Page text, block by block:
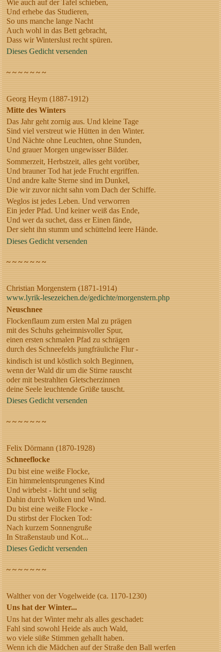
Wie auch auf der Tafel schieben,
Und erhebe das Studieren,
So uns manche lange Nacht
Auch wohl in das Bett gebracht,
Dass wir Winterslust recht spüren.
Dieses Gedicht versenden
~ ~ ~ ~ ~ ~ ~
Georg Heym (1887-1912)
Mitte des Winters
Das Jahr geht zornig aus. Und kleine Tage
Sind viel verstreut wie Hütten in den Winter.
Und Nächte ohne Leuchten, ohne Stunden,
Und grauer Morgen ungewisser Bilder.
Sommerzeit, Herbstzeit, alles geht vorüber,
Und brauner Tod hat jede Frucht ergriffen.
Und andre kalte Sterne sind im Dunkel,
Die wir zuvor nicht sahn vom Dach der Schiffe.
Weglos ist jedes Leben. Und verworren
Ein jeder Pfad. Und keiner weiß das Ende,
Und wer da suchet, dass er Einen fände,
Der sieht ihn stumm und schüttelnd leere Hände.
Dieses Gedicht versenden
~ ~ ~ ~ ~ ~ ~
Christian Morgenstern (1871-1914)
www.lyrik-lesezeichen.de/gedichte/morgenstern.php
Neuschnee
Flockenflaum zum ersten Mal zu prägen
mit des Schuhs geheimnisvoller Spur,
einen ersten schmalen Pfad zu schrägen
durch des Schneefelds jungfräuliche Flur -
kindisch ist und köstlich solch Beginnen,
wenn der Wald dir um die Stirne rauscht
oder mit bestrahlten Gletscherzinnen
deine Seele leuchtende Grüße tauscht.
Dieses Gedicht versenden
~ ~ ~ ~ ~ ~ ~
Felix Dörmann (1870-1928)
Schneeflocke
Du bist eine weiße Flocke,
Ein himmelentsprungenes Kind
Und wirbelst - licht und selig
Dahin durch Wolken und Wind.
Du bist eine weiße Flocke -
Du stirbst der Flocken Tod:
Nach kurzem Sonnengruße
In Straßenstaub und Kot...
Dieses Gedicht versenden
~ ~ ~ ~ ~ ~ ~
Walther von der Vogelweide (ca. 1170-1230)
Uns hat der Winter...
Uns hat der Winter mehr als alles geschadet:
Fahl sind sowohl Heide als auch Wald,
wo viele süße Stimmen gehallt haben.
Wenn ich die Mädchen auf der Straße den Ball werfen